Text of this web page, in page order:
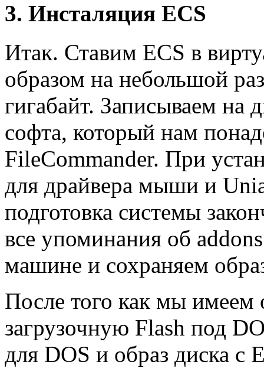
3. Инсталяция ECS
Итак. Ставим ECS в
образом на небольшой
гигабайт. Записываем на
софта, который нам
FileCommander. При
для драйвера мыши и
подготовка системы
все упоминания об
машине и сохраняем
После того как мы имеем
загрузочную Flash под
для DOS и образ диска с